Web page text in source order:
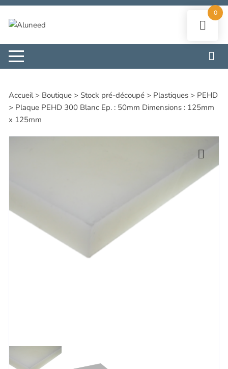
Aller
contenu
Accueil> Boutique >Stock pré-découpé > Plastiques > PEHD
> Plaque PEHD 300 Blanc Ep. : 50mm Dimensions : 125mm
x 125mm
0